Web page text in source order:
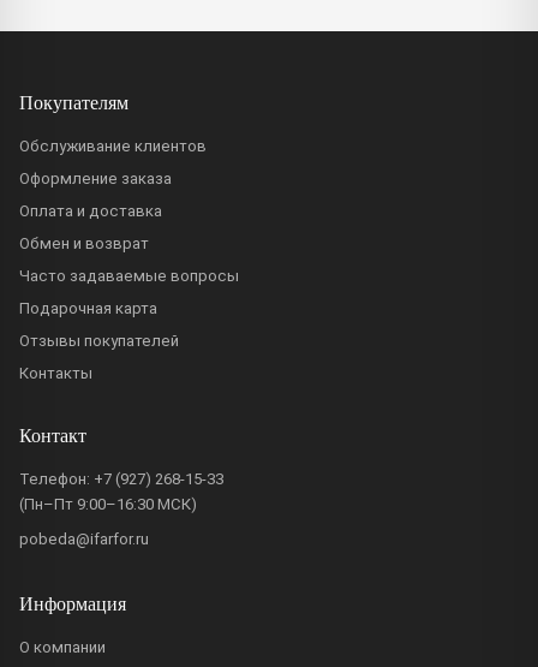
Покупателям
Обслуживание клиентов
Оформление заказа
Оплата и доставка
Обмен и возврат
Часто задаваемые вопросы
Подарочная карта
Отзывы покупателей
Контакты
Контакт
Телефон: +7 (927) 268-15-33
(Пн–Пт 9:00–16:30 МСК)
pobeda@ifarfor.ru
Информация
О компании